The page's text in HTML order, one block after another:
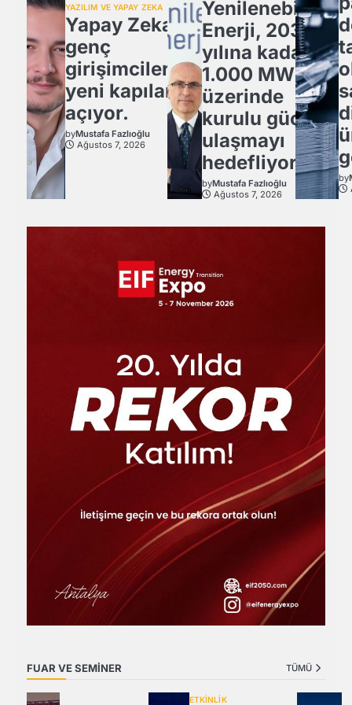
YAZILIM VE YAPAY ZEKA
Yapay Zeka,
genç
girişimcilere
yeni kapılar
açıyor.
byMustafa Fazlıoğlu
Ağustos 7, 2026
Yenilenebilir
Enerji, 2030
yılına kadar
1.000 MW
üzerinde
kurulu güce
ulaşmayı
hedefliyor
byMustafa Fazlıoğlu
Ağustos 7, 2026
by
FUAR VE SEMİNER TÜMÜ
ETKİNLİK